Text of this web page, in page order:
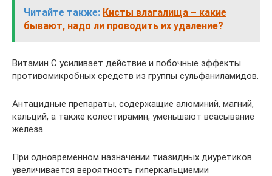
Читайте также: Кисты влагалища – какие
бывают, надо ли проводить их удаление?
Витамин С усиливает действие и побочные эффекты
противомикробных средств из группы сульфаниламидов.
Антацидные препараты, содержащие алюминий, магний,
кальций, а также колестирамин, уменьшают всасывание
железа.
При одновременном назначении тиазидных диуретиков
увеличивается вероятность гиперкальциемии